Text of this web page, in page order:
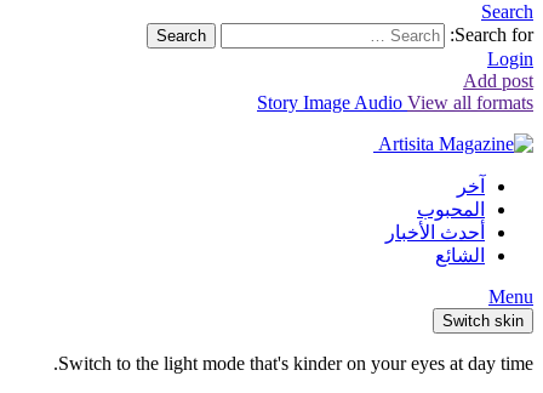
Search
Search for:
Search
Login
Add post
Story Image Audio View all formats
آخر
المحبوب
أحدث الأخبار
الشائع
Menu
Switch skin
Switch to the light mode that's kinder on your eyes at day time.